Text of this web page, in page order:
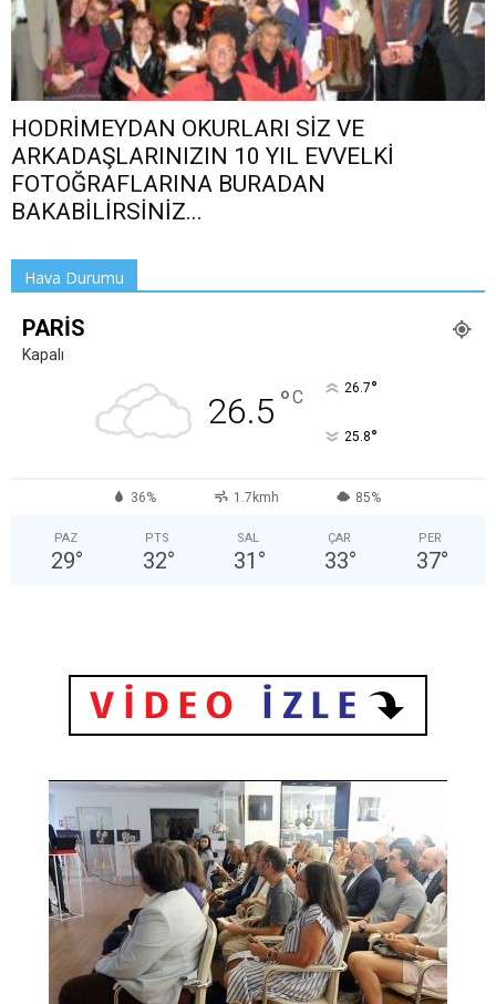
HODRİMEYDAN OKURLARI SİZ VE
ARKADAŞLARINIZIN 10 YIL EVVELKİ
FOTOĞRAFLARINA BURADAN
BAKABİLİRSİNİZ...
Hava Durumu
PARIS
Kapalı
26.5 °C 26.7°
25.8°
36% 1.7kmh 85%
PAZ
29°
PTS
32°
SAL
31 °
ÇAR
33°
PER
37°